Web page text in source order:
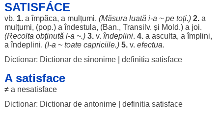
SATISFÁCE
vb. 1.aîmpăca, a mulțumi. (Măsura luată i-a ~ pe toți.) 2.a
mulțumi, (pop.) aîndestula, (Ban., Transilv. și Mold.) a joi.
(Recolta obținută l-a ~.) 3.v. îndeplini. 4.a asculta, aîmplini,
aîndeplini. (I-a ~ toate capriciile.) 5.v. efectua.
Dictionar: Dictionar de sinonime| definitia satisface
A satisface
≠ a nesatisface
Dictionar: Dictionar de antonime| definitia satisface